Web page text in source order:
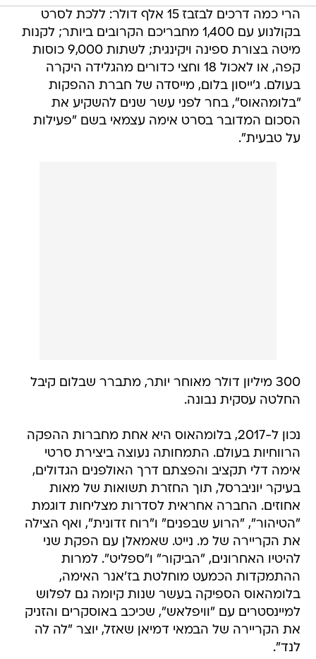
הרי כמה דרכים לבזבז 15 אלף דולר: ללכת לסרט
בקולנוע עם 1,400 מחבריכם הקרובים ביותר; לקנות
מיטה בצורת ספינה ויקינגית; לשתות 9,000 כוסות
קפה, או לאכול 18 וחצי כדורים מהגלידה היקרה
בעולם. ג'ייסון בלום, מייסדה של חברת ההפקות
"בלומהאוס", בחר לפני עשר שנים להשקיע את
הסכום המדובר בסרט אימה עצמאי בשם "פעילות
על טבעית".
300 מיליון דולר מאוחר יותר, מתברר שבלום קיבל
החלטה עסקית נבונה.
נכון ל-2017, בלומהאוס היא אחת מחברות ההפקה
הרווחיות בעולם. התמחותה נעוצה ביצירת סרטי
אימה דלי תקציב והפצתם דרך האולפנים הגדולים,
בעיקר יוניברסל, תוך החזרת תשואות של מאות
אחוזים. החברה אחראית לסדרות מצליחות דוגמת
"הטיהור", "הרוע שבפנים" ו"רוח זדונית", ואף הצילה
את הקריירה של מ. נייט. שאמאלן עם הפקת שני
להיטיו האחרונים, "הביקור" ו"ספליט". למרות
ההתמקדות הכמעט מוחלטת בז'אנר האימה,
בלומהאוס הספיקה בעשר שנות קיומה גם לפלוש
למיינסטרים עם "וויפלאש", שכיכב באוסקרים והזניק
את הקריירה של הבמאי דמיאן שאזל, יוצר "לה לה
לנד".